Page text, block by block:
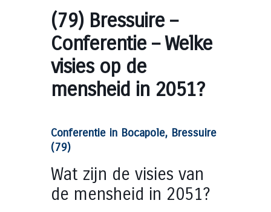
(79) Bressuire –
Conferentie – Welke
visies op de
mensheid in 2051?
Conferentie in Bocapole, Bressuire
(79)
Wat zijn de visies van
de mensheid in 2051?